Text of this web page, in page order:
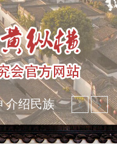
介绍民族
坚持古为